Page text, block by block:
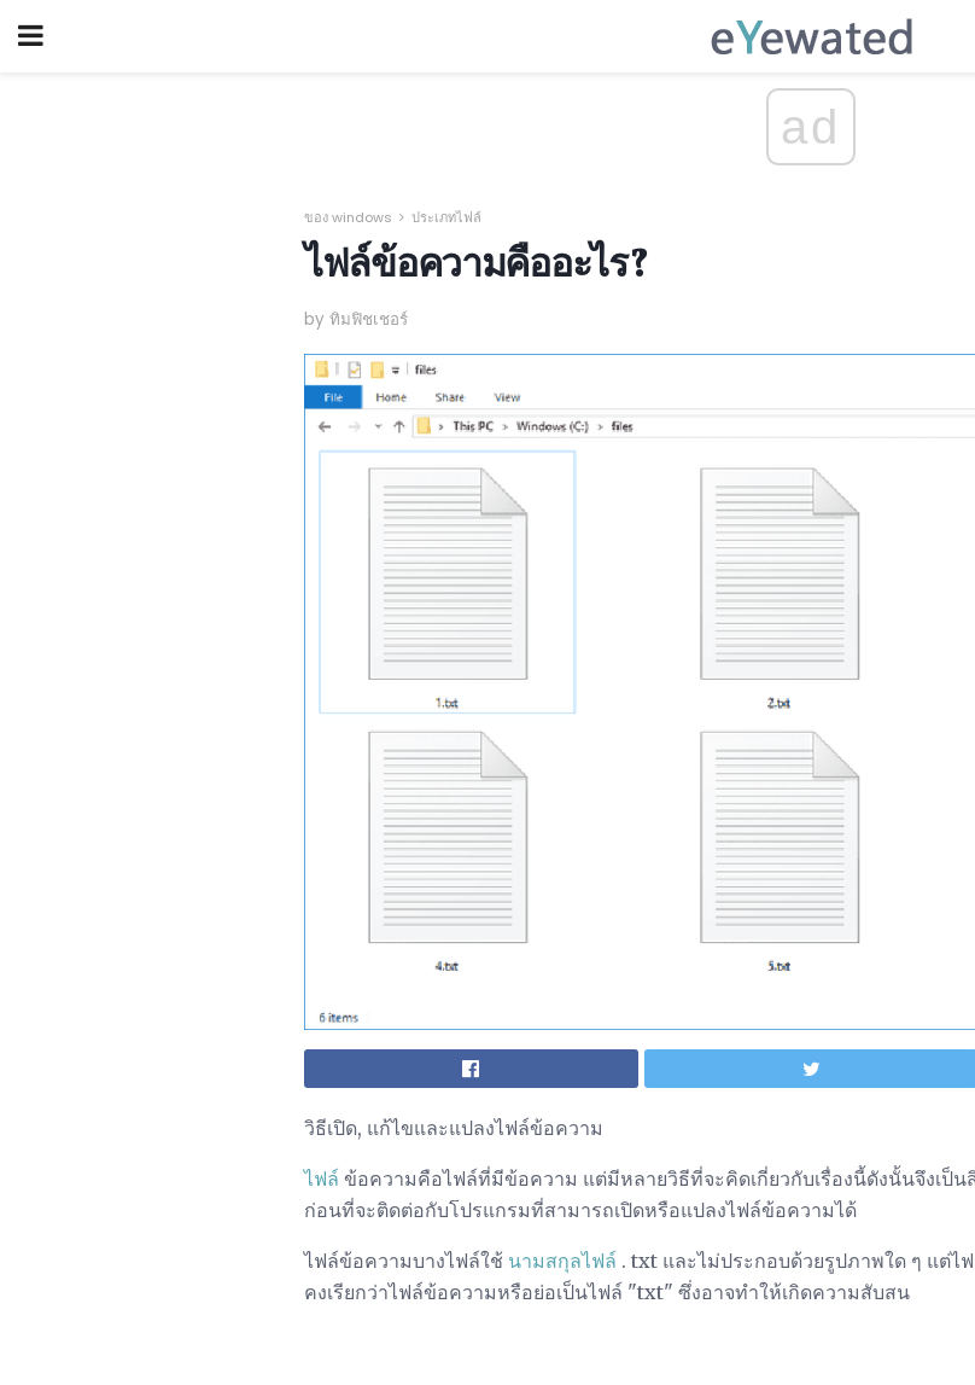
ad
ของ windows ประเภทไฟล์
ไฟล์ข้อความคืออะไร?
by ทิมฟิชเชอร์
วิธีเปิด, แก้ไขและแปลงไฟล์ข้อความ
ไฟล์ ข้อความคือไฟล์ที่มีข้อความ แต่มีหลายวิธีที่จะคิดเกี่ยวกับเรื่องนี้ดังนั้นจึงเป็
ก่อนที่จะติดต่อกับโปรแกรมที่สามารถเปิดหรือแปลงไฟล์ข้อความได้
ไฟล์ข้อความบางไฟล์ใช้ นามสกุลไฟล์ . txt และไม่ประกอบด้วยรูปภาพใด ๆ แต่
คงเรียกว่าไฟล์ข้อความหรือย่อเป็นไฟล์ "txt" ซึ่งอาจทำให้เกิดความสับสน